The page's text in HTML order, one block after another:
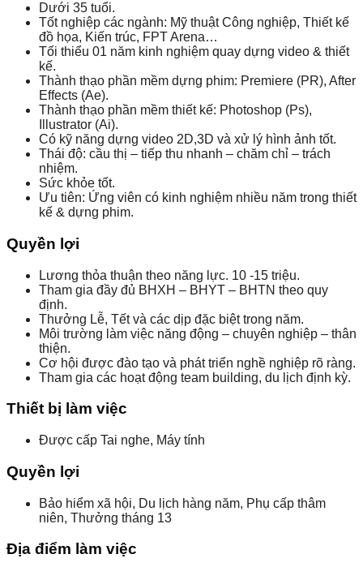
Dưới 35 tuổi.
Tốt nghiệp các ngành: Mỹ thuật Công nghiệp, Thiết kế
đồ họa, Kiến trúc, FPT Arena…
Tối thiểu 01 năm kinh nghiệm quay dựng video & thiết
kế.
Thành thạo phần mềm dựng phim: Premiere (PR), After
Effects (Ae).
Thành thạo phần mềm thiết kế: Photoshop (Ps),
Illustrator (Ai).
Có kỹ năng dựng video 2D,3D và xử lý hình ảnh tốt.
Thái độ: cầu thị – tiếp thu nhanh – chăm chỉ – trách
nhiệm.
Sức khỏe tốt.
Ưu tiên: Ứng viên có kinh nghiệm nhiều năm trong thiết
kế & dựng phim.
Quyền lợi
Lương thỏa thuận theo năng lực. 10 -15 triệu.
Tham gia đầy đủ BHXH – BHYT – BHTN theo quy
định.
Thưởng Lễ, Tết và các dịp đặc biệt trong năm.
Môi trường làm việc năng động – chuyên nghiệp – thân
thiện.
Cơ hội được đào tạo và phát triển nghề nghiệp rõ ràng.
Tham gia các hoạt động team building, du lịch định kỳ.
Thiết bị làm việc
Được cấp Tai nghe, Máy tính
Quyền lợi
Bảo hiểm xã hội, Du lịch hàng năm, Phụ cấp thâm
niên, Thưởng tháng 13
Địa điểm làm việc